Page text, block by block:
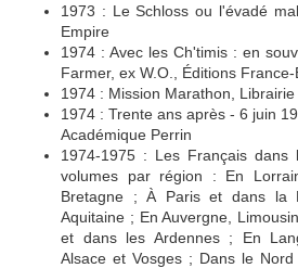
1973 : Le Schloss ou l'évadé
Empire
1974 : Avec les Ch'timis : en
Farmer, ex W.O., Éditions
1974 : Mission Marathon,
1974 : Trente ans après - 6 juin
Académique Perrin
1974-1975 : Les Français dans
volumes par région : En
Bretagne ; À Paris et dans la
Aquitaine ; En Auvergne,
et dans les Ardennes ; En
Alsace et Vosges ; Dans le